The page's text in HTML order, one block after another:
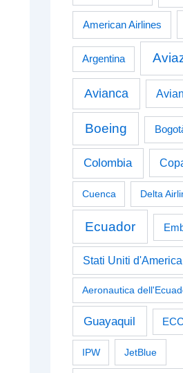
American Airlines
Argentina
Avianca
Boeing
Colombia
Cuenca Delta
Ecuador
Stati Uniti d'America
Aeronautica
Guayaquil
IPW JetBlue